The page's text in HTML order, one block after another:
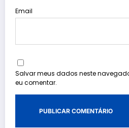
Email
Salvar meus dados neste
eu comentar.